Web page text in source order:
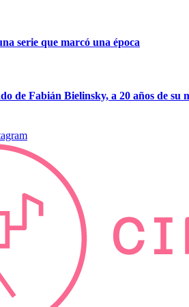
serie que marcó una época
de Fabián Bielinsky, a 20 años de su